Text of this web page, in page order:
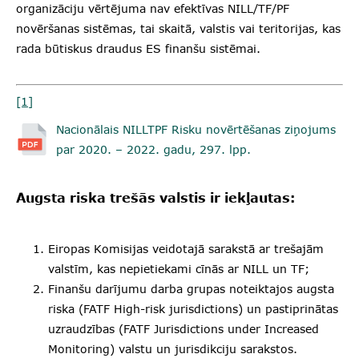
organizāciju vērtējuma nav efektīvas NILL/TF/PF
novēršanas sistēmas, tai skaitā, valstis vai teritorijas, kas
rada būtiskus draudus ES finanšu sistēmai.
[1]
Nacionālais NILLTPF Risku novērtēšanas ziņojums
par 2020. – 2022. gadu, 297. lpp.
Augsta riska trešās valstis ir iekļautas:
Eiropas Komisijas veidotajā sarakstā ar trešajām
valstīm, kas nepietiekami cīnās ar NILL un TF;
Finanšu darījumu darba grupas noteiktajos augsta
riska (FATF High-risk jurisdictions) un pastiprinātas
uzraudzības (FATF Jurisdictions under Increased
Monitoring) valstu un jurisdikciju sarakstos.